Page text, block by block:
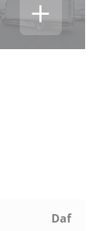
Daf